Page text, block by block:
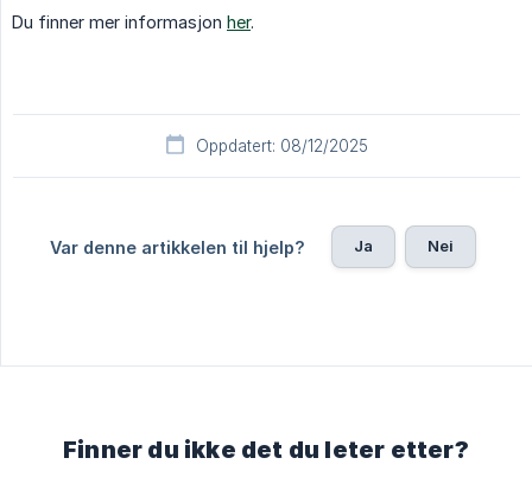
Du finner mer informasjon her.
Oppdatert: 08/12/2025
Var denne artikkelen til hjelp? Ja Nei
Finner du ikke det du leter etter?